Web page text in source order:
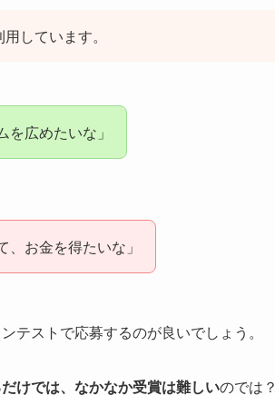
しています。
を広めたいな」
、お金を得たいな」
テストで応募するのが良いでしょう。
けでは、なかなか受賞は難しいのでは？